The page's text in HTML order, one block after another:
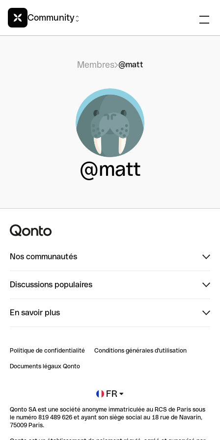
Community
Membres @matt
@matt
Nos communautés
ClubQonto
Discussions populaires
Impact de l'IA sur les carrières/productivité
En savoir plus
Blog
Newsroom
Glossaire finance
Politique de confidentialité Conditions générales d'utilisation
Documents légaux Qonto
FR
Qonto SA est une société anonyme immatriculée au RCS de Paris sous
le numéro 819 489 626 et ayant son siège social au 18 rue de Navarin,
75009 Paris.